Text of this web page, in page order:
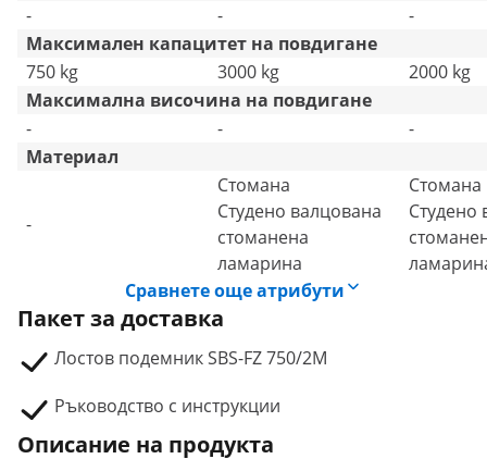
-
-
-
Максимален капацитет на повдигане
750 kg
3000 kg
2000 kg
Максимална височина на повдигане
-
-
-
Материал
-
Стомана
Студено валцована
стоманена
ламарина
Стомана
Студено
Сравнете още атрибути
Пакет за доставка
Лостов подемник SBS-FZ 750/2M
Ръководство с инструкции
Описание на продукта